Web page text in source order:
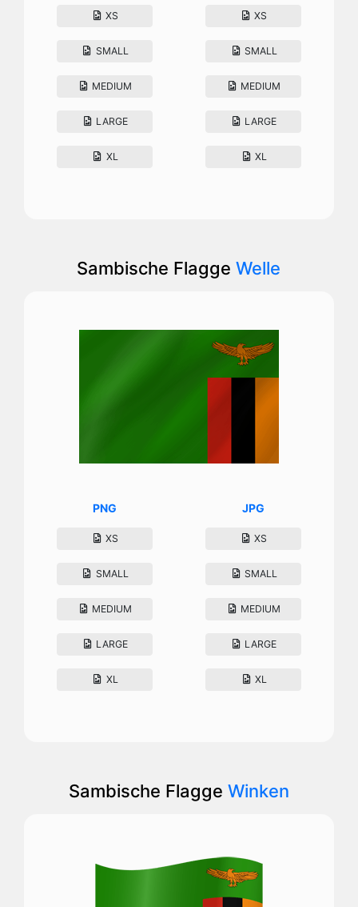
XS
SMALL
MEDIUM
LARGE
XL
XS
SMALL
MEDIUM
LARGE
XL
Sambische FlaggeWelle
PNG
XS
SMALL
MEDIUM
LARGE
XL
JPG
XS
SMALL
MEDIUM
LARGE
XL
Sambische Flagge Winken